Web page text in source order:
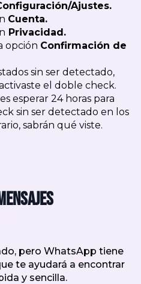
Ajustes.
Cuenta.
Privacidad.
opción Confirmación de
sin ser detectado,
el doble check.
esperar 24 horas para
sin ser detectado en los
sabrán qué viste.
pero WhatsApp tiene
te ayudará a encontrar
y sencilla.